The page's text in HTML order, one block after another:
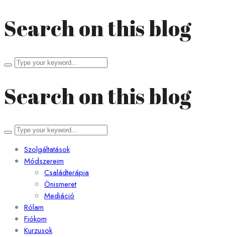
Search on this blog
Search
Search on this blog
Search
Szolgáltatások
Módszereim
Családterápia
Önismeret
Mediáció
Rólam
Fiókom
Kurzusok